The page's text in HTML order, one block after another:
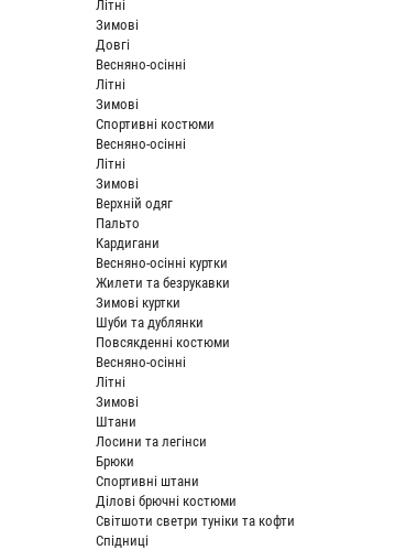
Літні
Зимові
Довгі
Весняно-осінні
Літні
Зимові
Спортивні костюми
Весняно-осінні
Літні
Зимові
Верхній одяг
Пальто
Кардигани
Весняно-осінні куртки
Жилети та безрукавки
Зимові куртки
Шуби та дублянки
Повсякденні костюми
Весняно-осінні
Літні
Зимові
Штани
Лосини та легінси
Брюки
Спортивні штани
Ділові брючні костюми
Світшоти светри туніки та кофти
Спідниці